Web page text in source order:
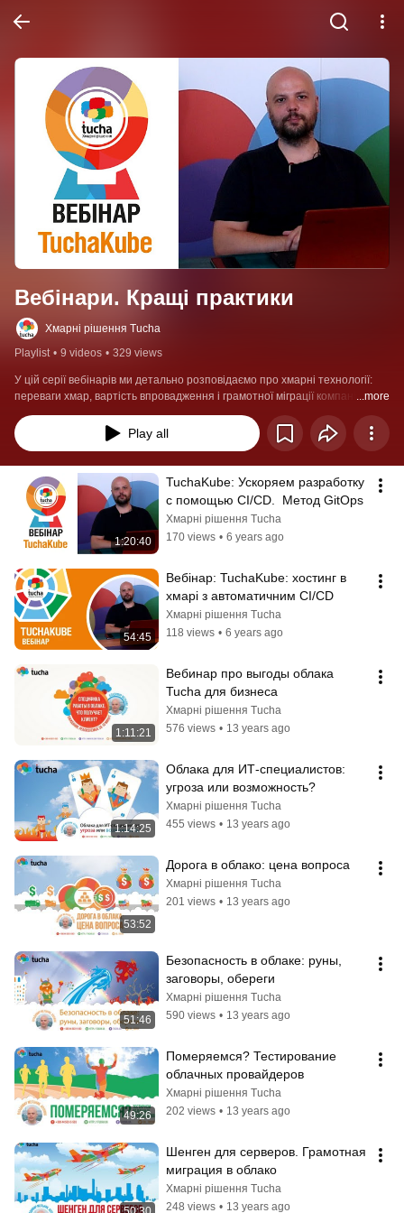
Вебінари. Кращі практики
Хмарні рішення Tucha
Playlist • 9 videos • 329 views
У цій серії вебінарів ми детально розповідаємо про хмарні технології:
переваги хмар, вартість впровадження і грамотної міграції компанії у
хмару, безпеки рішень та багато іншого. Також доступні презентаційні
матеріали та текстові версії всіх серій шукайте за адресою:
http://tucha.ua/webinars/. Дивіться, читайте, використовуйте!
...more
Play all
1:20:40
TuchaKube: Ускоряем разработку
с помощью CI/CD.  Метод GitOps
Хмарні рішення Tucha
170 views • 6 years ago
54:45
Вебінар: TuchaKube: хостинг в
хмарі з автоматичним CI/CD
Хмарні рішення Tucha
118 views • 6 years ago
1:11:21
Вебинар про выгоды облака
Tucha для бизнеса
Хмарні рішення Tucha
576 views • 13 years ago
1:14:25
Облака для ИТ-специалистов:
угроза или возможность?
Хмарні рішення Tucha
455 views • 13 years ago
53:52
Дорога в облако: цена вопроса
Хмарні рішення Tucha
201 views • 13 years ago
51:46
Безопасность в облаке: руны,
заговоры, обереги
Хмарні рішення Tucha
590 views • 13 years ago
49:26
Померяемся? Тестирование
облачных провайдеров
Хмарні рішення Tucha
202 views • 13 years ago
Шенген для серверов. Грамотная
миграция в облако
Хмарні рішення Tucha
248 views • 13 years ago